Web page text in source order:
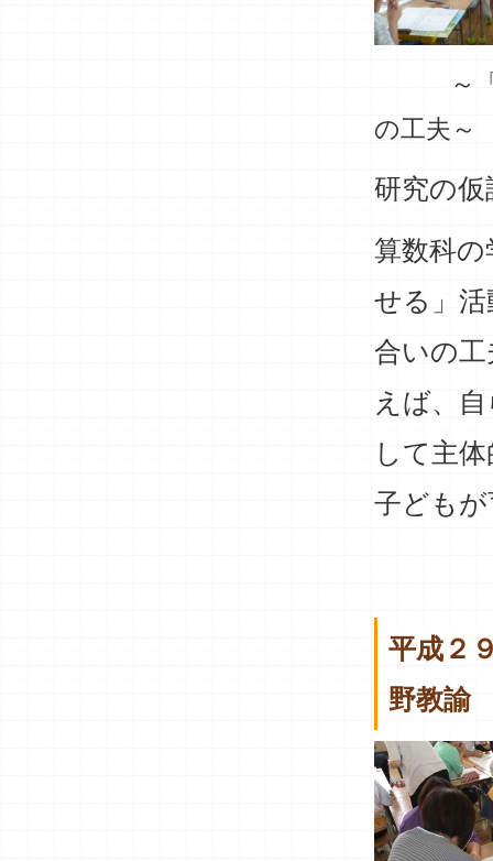
～「教
の工夫～
研究の仮
算数科
せる」
合いの
えば、
して主
子ども
平成２
野教諭